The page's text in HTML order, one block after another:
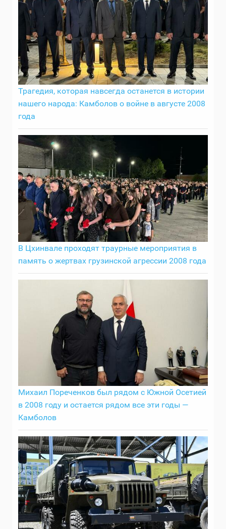
Трагедия, которая навсегда останется в истории
нашего народа: Камболов о войне в августе 2008
года
В Цхинвале проходят траурные мероприятия в
память о жертвах грузинской агрессии 2008 года
Михаил Пореченков был рядом с Южной Осетией
в 2008 году и остается рядом все эти годы —
Камболов